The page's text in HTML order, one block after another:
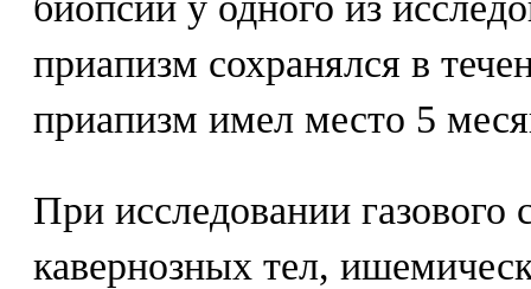
приапизм сохранялся в
приапизм имел место 5
При исследовании газового
кавернозных тел,